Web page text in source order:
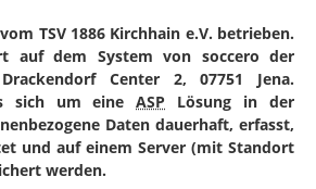
TSV 1886 Kirchhain e.V. betrieben.
auf dem System von soccero der
Center 2, 07751 Jena.
sich um eineASP Lösung in der
Daten dauerhaft, erfasst,
und auf einem Server (mit Standort
werden.